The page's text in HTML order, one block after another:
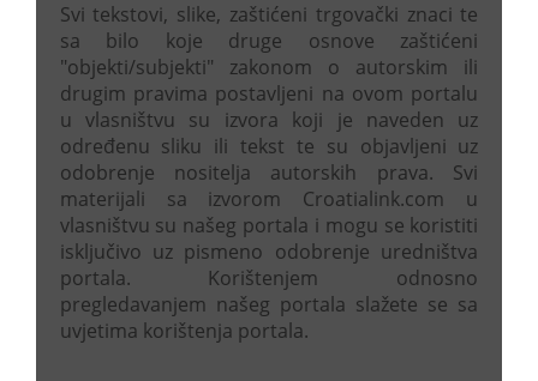
Svi tekstovi, slike, zaštićeni trgovački znaci te
sa bilo koje druge osnove zaštićeni
"objekti/subjekti" zakonom o autorskim ili
drugim pravima postavljeni na ovom portalu
u vlasništvu su izvora koji je naveden uz
određenu sliku ili tekst te su objavljeni uz
odobrenje nositelja autorskih prava. Svi
materijali sa izvorom Croatialink.com u
vlasništvu su našeg portala i mogu se koristiti
isključivo uz pismeno odobrenje uredništva
portala. Korištenjem odnosno
pregledavanjem našeg portala slažete se sa
uvjetima korištenja portala.